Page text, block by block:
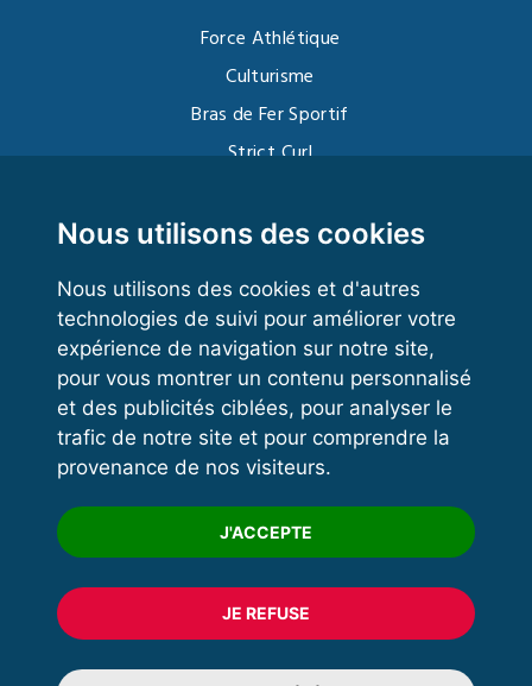
Nous utilisons des cookies
Nous utilisons des cookies et d'autres
technologies de suivi pour améliorer votre
expérience de navigation sur notre site,
pour vous montrer un contenu personnalisé
et des publicités ciblées, pour analyser le
trafic de notre site et pour comprendre la
provenance de nos visiteurs.
J'ACCEPTE
JE REFUSE
Force Athlétique
Culturisme
Bras de Fer Sportif
Strict Curl
Kettlebell
VOS ESPACES
Espace dirigeant
Espace licencié
Trouver un club
Formation
© 2020 FFFORCE Tous droits réservés
Mentions légales